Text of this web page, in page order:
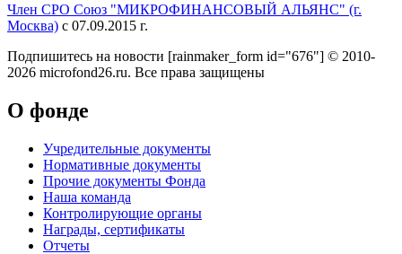
Член СРО Союз "МИКРОФИНАНСОВЫЙ АЛЬЯНС" (г.
Москва) с 07.09.2015 г.
Подпишитесь на новости [rainmaker_form id="676"] © 2010-
2026 microfond26.ru. Все права защищены
О фонде
Учредительные документы
Нормативные документы
Прочие документы Фонда
Наша команда
Контролирующие органы
Награды, сертификаты
Отчеты